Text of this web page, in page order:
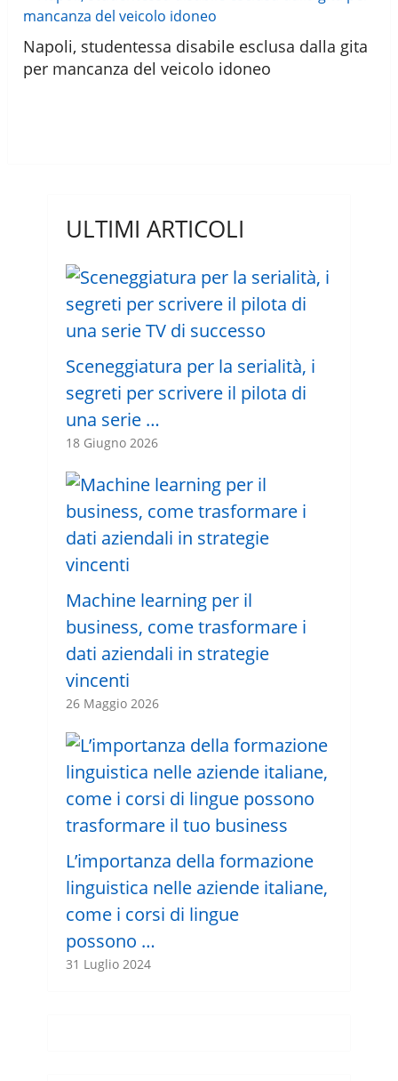
Napoli, studentessa disabile esclusa dalla gita
per mancanza del veicolo idoneo
ULTIMI ARTICOLI
Sceneggiatura per la serialità, i
segreti per scrivere il pilota di
una serie …
18 Giugno 2026
Machine learning per il
business, come trasformare i
dati aziendali in strategie
vincenti
26 Maggio 2026
L’importanza della formazione
linguistica nelle aziende italiane,
come i corsi di lingue
possono …
31 Luglio 2024